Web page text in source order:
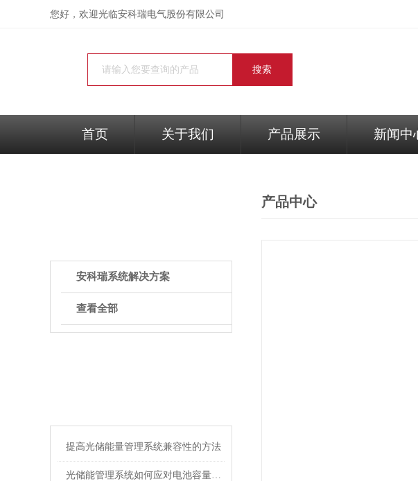
您好，欢迎光临安科瑞电气股份有限公司
首页 关于我们 产品展示 新闻中
安科瑞系统解决方案
查看全部
提高光储能量管理系统兼容性的方法
光储能管理系统如何应对电池容量不足？
产品中心